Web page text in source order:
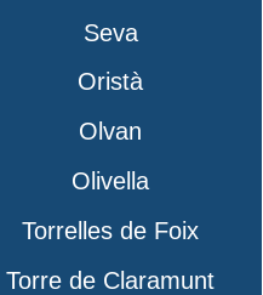
Seva
Oristà
Olvan
Olivella
Torrelles de Foix
Torre de Claramunt